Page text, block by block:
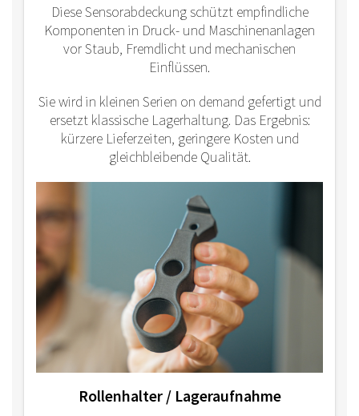
Diese Sensorabdeckung schützt empfindliche
Komponenten in Druck- und Maschinenanlagen
vor Staub, Fremdlicht und mechanischen
Einflüssen.
Sie wird in kleinen Serien on demand gefertigt und
ersetzt klassische Lagerhaltung. Das Ergebnis:
kürzere Lieferzeiten, geringere Kosten und
gleichbleibende Qualität.
Rollenhalter / Lageraufnahme